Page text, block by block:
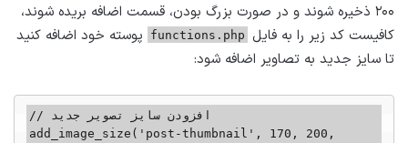
۲۰۰ ذخیره شوند و در صورت بزرگ بودن، قسمت اضافه بریده شوند،
کافیست کد زیر را به فایل functions.php
پوسته خود اضافه کنید
تا سایز جدید به تصاویر اضافه شود:
// افزودن سایز تصویر جدید
add_image_size('post-thumbnail', 170, 200,